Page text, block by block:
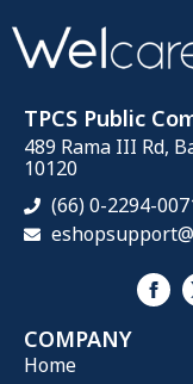
TPCS Public
489 Rama III Rd,
10120
(66) 0-2294-
COMPANY
Home